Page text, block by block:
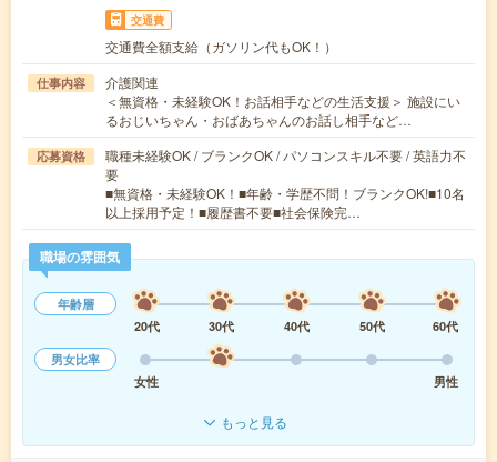
交通費
交通費全額支給（ガソリン代もOK！）
仕事内容
介護関連
＜無資格・未経験OK！お話相手などの生活支援＞ 施設にい
るおじいちゃん・おばあちゃんのお話し相手など…
応募資格
職種未経験OK / ブランクOK / パソコンスキル不要 / 英語力不
要
■無資格・未経験OK！■年齢・学歴不問！ブランクOK!■10名
以上採用予定！■履歴書不要■社会保険完…
職場の雰囲気
年齢層
20代
30代 40代 50代
60代
男女比率
女性
男性
もっと見る